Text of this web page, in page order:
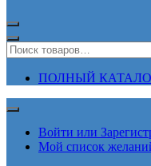
ПОЛНЫЙ КАТАЛОГ
Войти или
Мой список